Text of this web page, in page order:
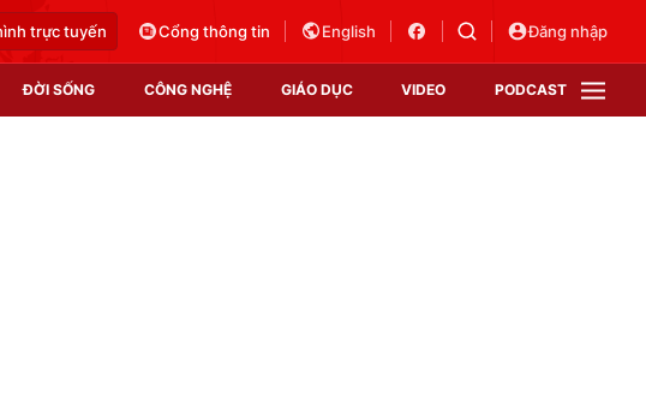
trực tuyến Cổng thông tin English Đăng nhập
ĐỜI SỐNG CÔNG NGHỆ GIÁO DỤC VIDEO PODCAST